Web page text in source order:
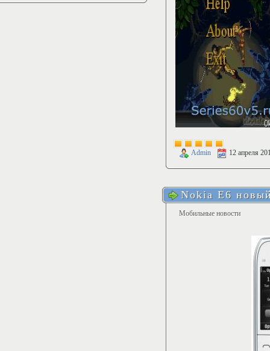
Admin 12 апреля
Nokia E6
Мобильные новости